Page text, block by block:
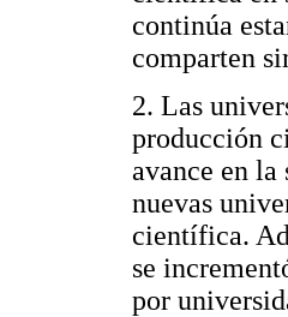
continúa
comparten
2. Las
producción
avance en
nuevas
científica.
se
por